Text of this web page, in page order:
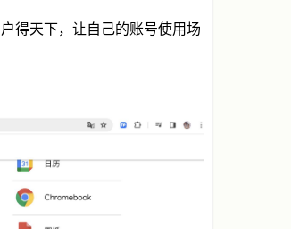
得天下，让自己的账号使用场